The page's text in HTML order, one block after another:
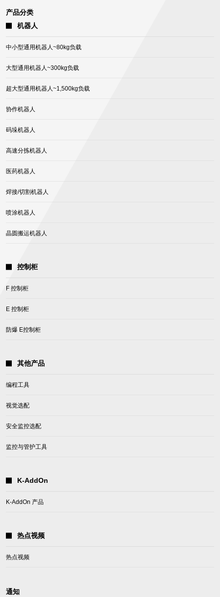
产品分类
机器人
中小型通用机器人~80kg负载
大型通用机器人~300kg负载
超大型通用机器人~1,500kg负载
协作机器人
码垛机器人
高速分拣机器人
医药机器人
焊接/切割机器人
喷涂机器人
晶圆搬运机器人
控制柜
F 控制柜
E 控制柜
防爆 E控制柜
其他产品
编程工具
视觉选配
安全监控选配
监控与管护工具
K-AddOn
K-AddOn 产品
热点视频
热点视频
通知